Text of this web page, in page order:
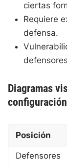
ciertas
Requiere
defensa.
Diagramas
Posición
Defensores